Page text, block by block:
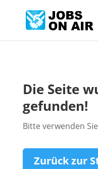
Die Seite
gefunden!
Bitte verwenden
Zurück zur